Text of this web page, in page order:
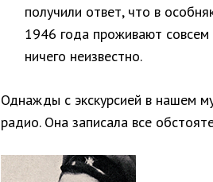
получили ответ, что в
1946 года проживают
ничего неизвестно.
Однажды с экскурсией в нашем
радио. Она записала все